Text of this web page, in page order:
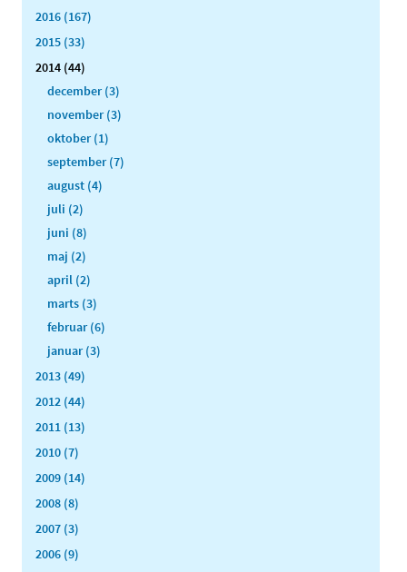
2016 (167)
2015 (33)
2014 (44)
december (3)
november (3)
oktober (1)
september (7)
august (4)
juli (2)
juni (8)
maj (2)
april (2)
marts (3)
februar (6)
januar (3)
2013 (49)
2012 (44)
2011 (13)
2010 (7)
2009 (14)
2008 (8)
2007 (3)
2006 (9)